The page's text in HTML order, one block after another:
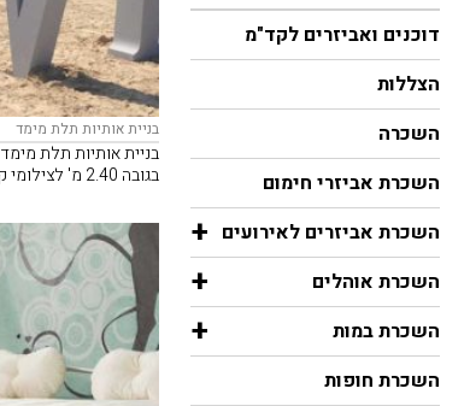
דוכנים ואביזרים לקד"מ
הצללות
השכרה
השכרת אביזרי חימום
השכרת אביזרים לאירועים +
השכרת אוהלים +
השכרת במות +
השכרת חופות
בניית אותיות תלת מימד
בניית אותיות תלת מימד
בגובה 2.40 מ' לצילומי קטלוג "העין השלישית"